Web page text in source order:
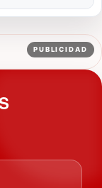
PUBLICIDAD